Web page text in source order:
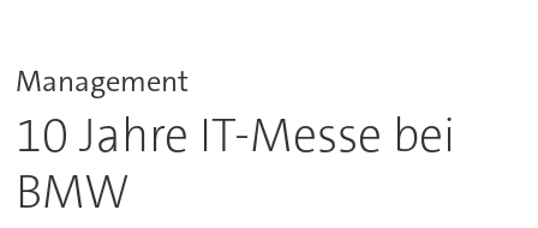
Management
10 Jahre IT-Messe bei
BMW